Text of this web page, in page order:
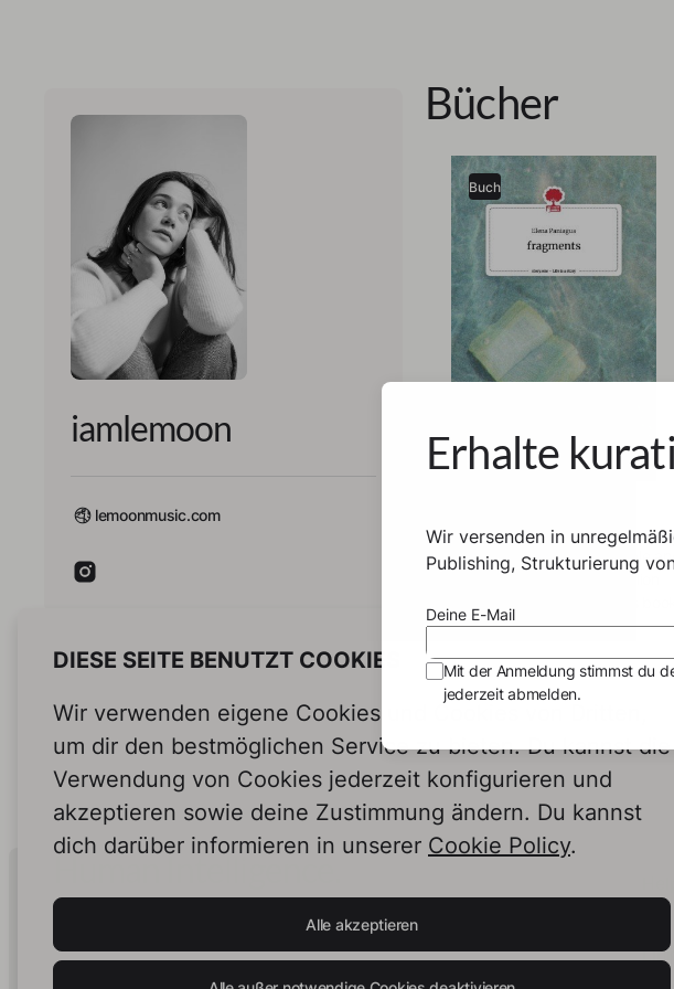
iamlemoon
lemoonmusic.com
Bücher
Buch
fragments
Life is wild and indescribable and
then there are at least 8 billion
a collection of poems about
pain and hope - written from
human perspective on this world.
DIESE SEITE BENUTZT COOKIES
Wir verwenden eigene Cookies und Cookies von Dritten,
um dir den bestmöglichen Service zu bieten. Du kannst die
Verwendung von Cookies jederzeit konfigurieren und
akzeptieren sowie deine Zustimmung ändern. Du kannst
dich darüber informieren in unserer Cookie Policy.
Alle akzeptieren
Human Intelligence.
In Print.
Erhalte
Wir versenden in
Publishing, Strukturierung
Deine E-Mail
Mit der Anmeldung stimmst du
jederzeit abmelden.